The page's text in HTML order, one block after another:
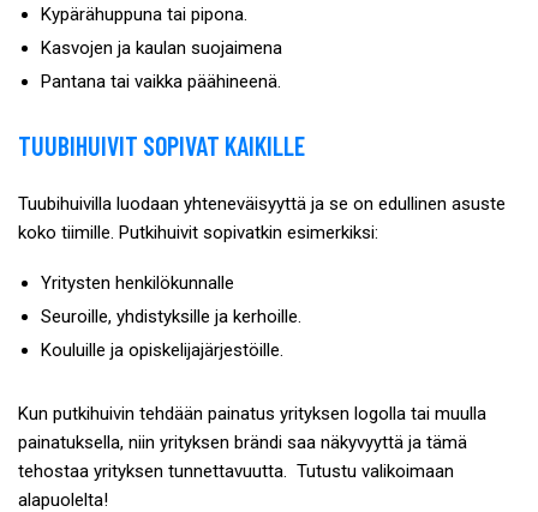
Kypärähuppuna tai pipona.
Kasvojen ja kaulan suojaimena
Pantana tai vaikka päähineenä.
TUUBIHUIVIT SOPIVAT KAIKILLE
Tuubihuivilla luodaan yhteneväisyyttä ja se on edullinen asuste
koko tiimille. Putkihuivit sopivatkin esimerkiksi:
Yritysten henkilökunnalle
Seuroille, yhdistyksille ja kerhoille.
Kouluille ja opiskelijajärjestöille.
Kun putkihuivin tehdään painatus yrityksen logolla tai muulla
painatuksella, niin yrityksen brändi saa näkyvyyttä ja tämä
tehostaa yrityksen tunnettavuutta. Tutustu valikoimaan
alapuolelta!